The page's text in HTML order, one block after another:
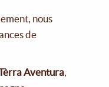
nous
de
Aventura,